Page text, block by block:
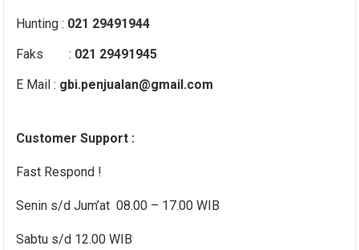
Hunting : 021 29491944
Faks : 021 29491945
E Mail : gbi.penjualan@gmail.com
Customer Support :
Fast Respond !
Senin s/d Jum’at 08.00 – 17.00 WIB
Sabtu s/d 12.00 WIB